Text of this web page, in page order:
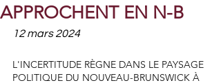
APPROCHENT EN N-B
12 mars 2024
L'INCERTITUDE RÈGNE DANS LE PAYSAGE
POLITIQUE DU NOUVEAU-BRUNSWICK À